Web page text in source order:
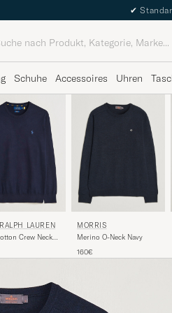
✔
Schuhe Accessoires Uhren
LAUREN
Crew Neck
MORRIS
Merino O-Neck Navy
160€